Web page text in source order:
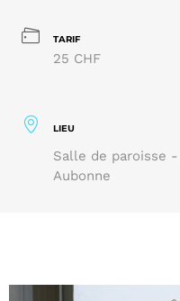
TARIF
25 CHF
LIEU
Salle de paroisse -
Aubonne